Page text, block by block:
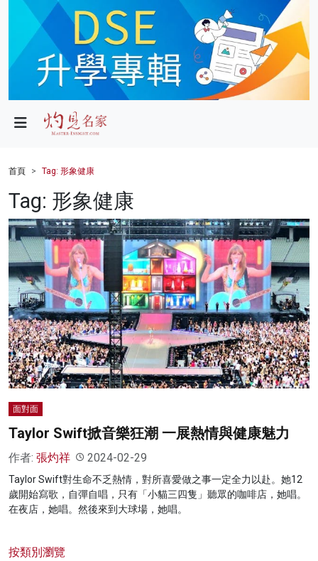
政局
財經
健康
商業
科技
影片
名家榜
灼見活動
首頁 Tag: 形象健康
Tag: 形象健康
面對面
Taylor Swift掀音樂狂潮 一展熱情與健康魅力
作者: 張灼祥 2024-02-29
Taylor Swift對生命不乏熱情，對所喜愛做之事一定全力以赴。她12
歲開始寫歌，自彈自唱，只有「小貓三四隻」聽眾的咖啡店，她唱。
在夜店，她唱。然後來到大球場，她唱。
按類別瀏覽